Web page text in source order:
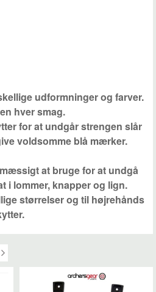
udformninger og farver.
hver smag.
for at undgår strengen slår
voldsomme blå mærker.
at bruge for at undgå
i lommer, knapper og lign.
størrelser og til højrehånds